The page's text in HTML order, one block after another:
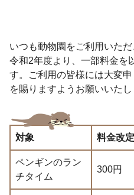
いつも動物園をご利用いた
令和2年度より、一部料金を
す。ご利用の皆様には大変
を賜りますようお願いいたし
対象 料金改
ペンギンのラン
チタイム
300円